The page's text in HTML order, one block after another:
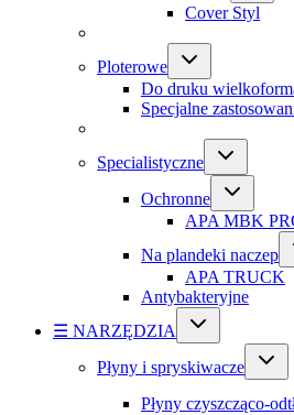
Cover Styl
Ploterowe
Do druku
Specjalne
Specialistyczne
Ochronne
APA MBK
Na plandeki naczep
APA TRUCK
Antybakteryjne
☰ NARZĘDZIA
Płyny i spryskiwacze
Płyny czyszcząco-